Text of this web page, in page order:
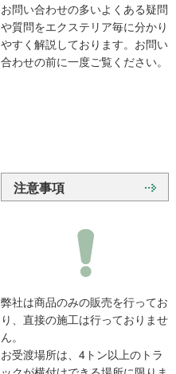
お問い合わせの多いよくある疑問
や質問をエクステリア毎に分かり
やすく解説しております。お問い
合わせの前に一度ご覧ください。
注意事項
弊社は商品のみの販売を行ってお
り、直接の施工は行っておりませ
ん。
お受渡場所は、4トン以上のトラ